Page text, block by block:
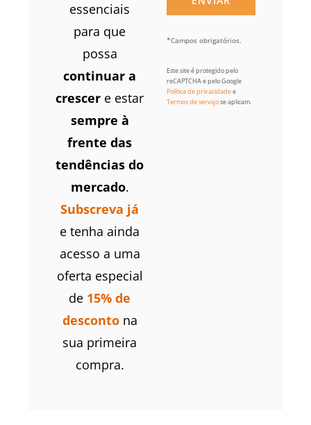
essenciais
para que
possa
continuar a
crescer e estar
sempre à
frente das
tendências do
mercado.
Subscreva já
e tenha ainda
acesso a uma
oferta especial
de 15% de
desconto na
sua primeira
compra.
*Campos obrigatórios.
Este site é protegido pelo
reCAPTCHA e pelo Google
Política de privacidadee
Termos de serviçose aplicam.